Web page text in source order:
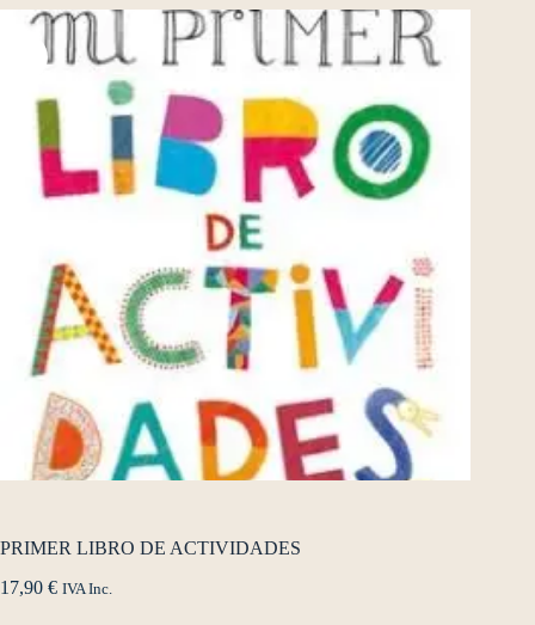
PRIMER LIBRO DE ACTIVIDADES
17,90 € IVA Inc.